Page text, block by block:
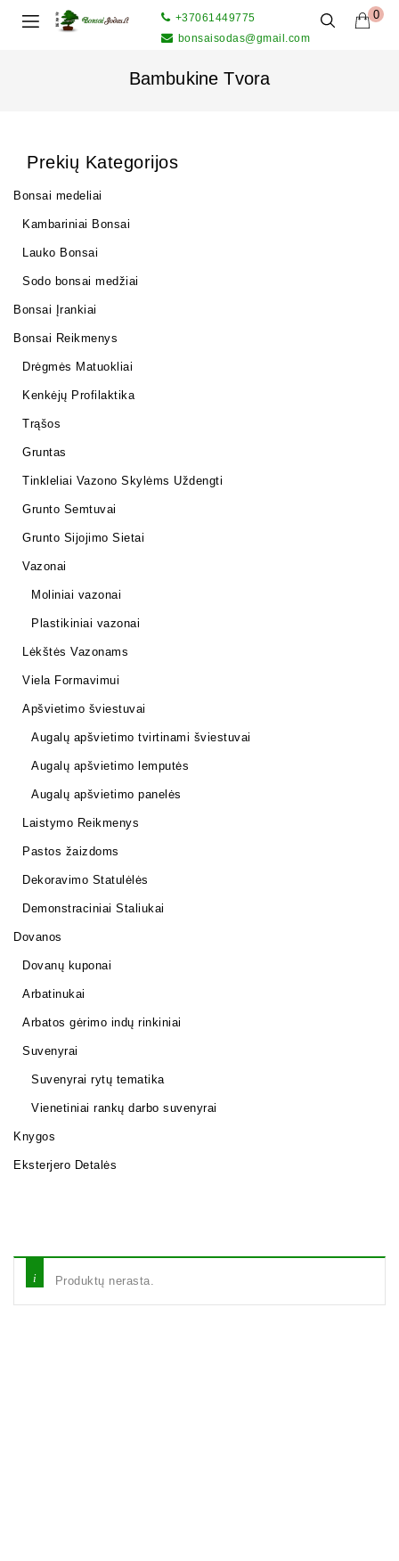
0
+37061449775
bonsaisodas@gmail.com
Bambukine Tvora
Produktų nerasta.
Prekių Kategorijos
Bonsai medeliai
Kambariniai Bonsai
Lauko Bonsai
Sodo bonsai medžiai
Bonsai Įrankiai
Bonsai Reikmenys
Drėgmės Matuokliai
Kenkėjų Profilaktika
Trąšos
Gruntas
Tinkleliai Vazono Skylėms Uždengti
Grunto Semtuvai
Grunto Sijojimo Sietai
Vazonai
Moliniai vazonai
Plastikiniai vazonai
Lėkštės Vazonams
Viela Formavimui
Apšvietimo šviestuvai
Augalų apšvietimo tvirtinami šviestuvai
Augalų apšvietimo lemputės
Augalų apšvietimo panelės
Laistymo Reikmenys
Pastos žaizdoms
Dekoravimo Statulėlės
Demonstraciniai Staliukai
Dovanos
Dovanų kuponai
Arbatinukai
Arbatos gėrimo indų rinkiniai
Suvenyrai
Suvenyrai rytų tematika
Vienetiniai rankų darbo suvenyrai
Knygos
Eksterjero Detalės